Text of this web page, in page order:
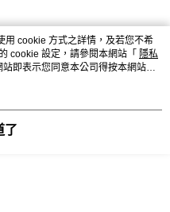
用 cookie 方式之詳情，及若您不希
cookie 設定，請參閱本網站「 隱私
即表示您同意本公司得按本網站使
了